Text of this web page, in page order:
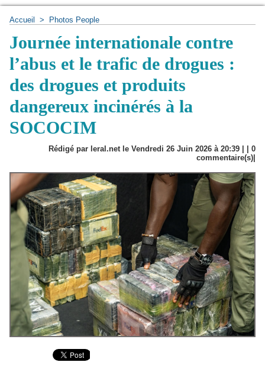
Accueil > Photos People
Journée internationale contre
l’abus et le trafic de drogues :
des drogues et produits
dangereux incinérés à la
SOCOCIM
Rédigé par leral.net le Vendredi 26 Juin 2026 à 20:39 | | 0
commentaire(s)|